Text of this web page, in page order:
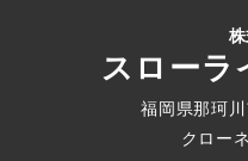
スローラ
福岡県那珂
クロー